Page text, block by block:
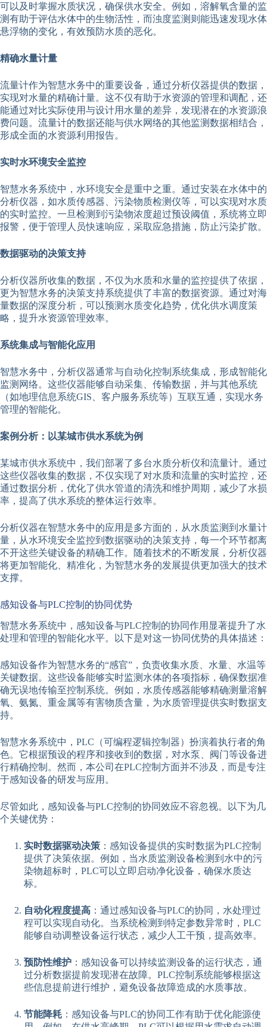
可以及时掌握水质状况，确保供水安全。例如，溶解氧含量的监
测有助于评估水体中的生物活性，而浊度监测则能迅速发现水体
悬浮物的变化，有效预防水质的恶化。
精确水量计量
流量计作为智慧水务中的重要设备，通过分析仪器提供的数据，
实现对水量的精确计量。这不仅有助于水资源的管理和调配，还
能通过对比实际使用与设计用水量的差异，发现潜在的水资源浪
费问题。流量计的数据还能与供水网络的其他监测数据相结合，
形成全面的水资源利用报告。
实时水环境安全监控
智慧水务系统中，水环境安全是重中之重。通过安装在水体中的
分析仪器，如水质传感器、污染物质检测仪等，可以实现对水质
的实时监控。一旦检测到污染物浓度超过预设阈值，系统将立即
报警，便于管理人员快速响应，采取应急措施，防止污染扩散。
数据驱动的决策支持
分析仪器所收集的数据，不仅为水质和水量的监控提供了依据，
更为智慧水务的决策支持系统提供了丰富的数据资源。通过对海
量数据的深度分析，可以预测水质变化趋势，优化供水调度策
略，提升水资源管理效率。
系统集成与智能化应用
智慧水务中，分析仪器通常与自动化控制系统集成，形成智能化
监测网络。这些仪器能够自动采集、传输数据，并与其他系统
（如地理信息系统GIS、客户服务系统等）互联互通，实现水务
管理的智能化。
案例分析：以某城市供水系统为例
某城市供水系统中，我们部署了多台水质分析仪和流量计。通过
这些仪器收集的数据，不仅实现了对水质和流量的实时监控，还
通过数据分析，优化了供水管道的清洗和维护周期，减少了水损
率，提高了供水系统的整体运行效率。
分析仪器在智慧水务中的应用是多方面的，从水质监测到水量计
量，从水环境安全监控到数据驱动的决策支持，每一个环节都离
不开这些关键设备的精确工作。随着技术的不断发展，分析仪器
将更加智能化、精准化，为智慧水务的发展提供更加强大的技术
支撑。
感知设备与PLC控制的协同优势
智慧水务系统中，感知设备与PLC控制的协同作用显著提升了水
处理和管理的智能化水平。以下是对这一协同优势的具体描述：
感知设备作为智慧水务的“感官”，负责收集水质、水量、水温等
关键数据。这些设备能够实时监测水体的各项指标，确保数据准
确无误地传输至控制系统。例如，水质传感器能够精确测量溶解
氧、氨氮、重金属等有害物质含量，为水质管理提供实时数据支
持。
智慧水务系统中，PLC（可编程逻辑控制器）扮演着执行者的角
色。它根据预设的程序和接收到的数据，对水泵、阀门等设备进
行精确控制。然而，本公司在PLC控制方面并不涉及，而是专注
于感知设备的研发与应用。
尽管如此，感知设备与PLC控制的协同效应不容忽视。以下为几
个关键优势：
实时数据驱动决策 ：感知设备提供的实时数据为PLC控制
提供了决策依据。例如，当水质监测设备检测到水中的污
染物超标时，PLC可以立即启动净化设备，确保水质达
标。
自动化程度提高 ：通过感知设备与PLC的协同，水处理过
程可以实现自动化。当系统检测到特定参数异常时，PLC
能够自动调整设备运行状态，减少人工干预，提高效率。
预防性维护 ：感知设备可以持续监测设备的运行状态，通
过分析数据提前发现潜在故障。PLC控制系统能够根据这
些信息提前进行维护，避免设备故障造成的水质事故。
节能降耗 ：感知设备与PLC的协同工作有助于优化能源使